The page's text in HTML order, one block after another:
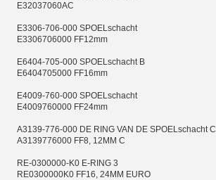
E32037060AC
E3306-706-000 SPOELschacht
E3306706000 FF12mm
E6404-705-000 SPOELschacht B
E6404705000 FF16mm
E4009-760-000 SPOELschacht
E4009760000 FF24mm
A3139-776-000 DE RING VAN DE SPOELschacht C
A3139776000 FF8, 12MM C
RE-0300000-K0 E-RING 3
RE0300000K0 FF16, 24MM EURO